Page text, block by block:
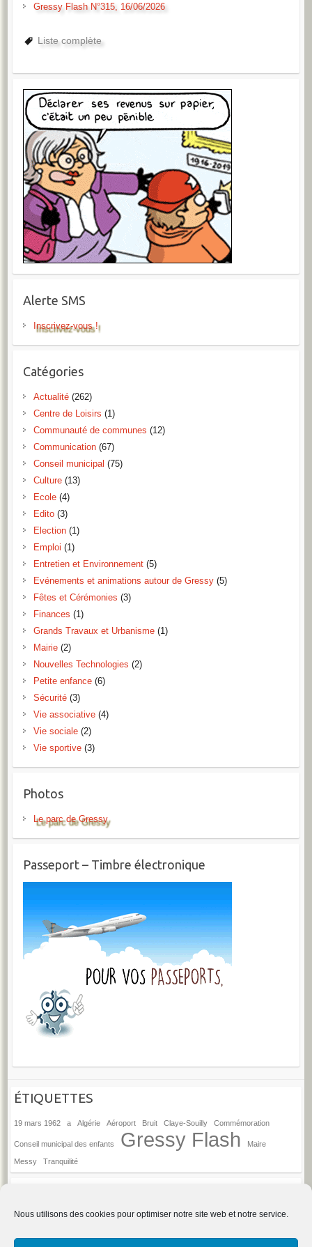
Nous utilisons des cookies pour optimiser notre site web et notre service.
Gressy Flash N°315, 16/06/2026
Liste complète
Alerte SMS
Inscrivez-vous !
Catégories
Actualité(262)
Centre de Loisirs (1)
Communauté de communes (12)
Communication(67)
Conseil municipal (75)
Culture(13)
Ecole(4)
Edito(3)
Election(1)
Emploi (1)
Entretien et Environnement(5)
Evénements et animations autour de Gressy(5)
Fêtes et Cérémonies (3)
Finances (1)
Grands Travaux et Urbanisme(1)
Mairie(2)
Nouvelles Technologies (2)
Petite enfance(6)
Sécurité(3)
Vie associative(4)
Vie sociale(2)
Vie sportive(3)
Photos
Le parc de Gressy
Passeport – Timbre électronique
ÉTIQUETTES
19 mars 1962 a Algérie Aéroport Bruit Claye-Souilly Commémoration
Conseil municipal des enfants Gressy Flash Maire
Messy Tranquilité
Anciens
→